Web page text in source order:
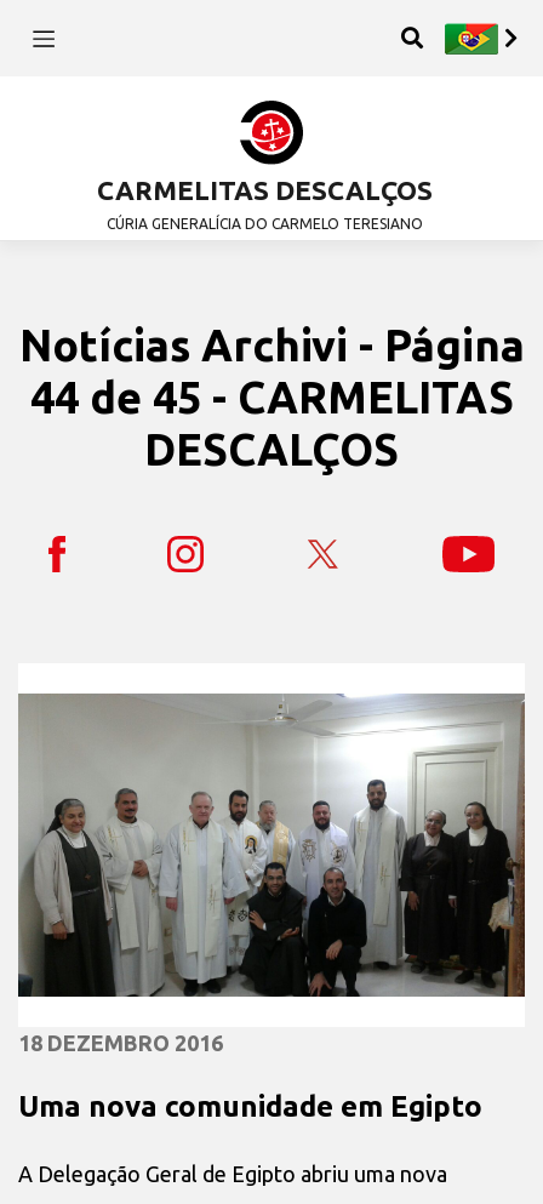
CARMELITAS DESCALÇOS
CÚRIA GENERALÍCIA DO CARMELO TERESIANO
Notícias Archivi - Página
44 de 45 - CARMELITAS
DESCALÇOS
18 DEZEMBRO 2016
Uma nova comunidade em Egipto
A Delegação Geral de Egipto abriu uma nova